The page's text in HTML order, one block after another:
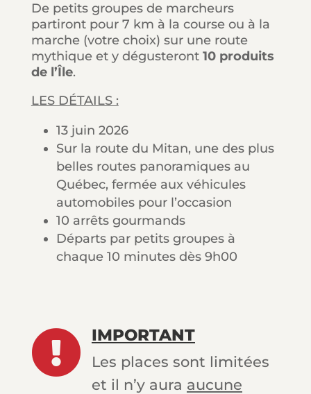
De petits groupes de marcheurs
partiront pour 7 km à la course ou à la
marche (votre choix) sur une route
mythique et y dégusteront 10 produits
de l’Île.
LES DÉTAILS :
13 juin 2026
Sur la route du Mitan, une des plus
belles routes panoramiques au
Québec, fermée aux véhicules
automobiles pour l’occasion
10 arrêts gourmands
Départs par petits groupes à
chaque 10 minutes dès 9h00
 IMPORTANT
Les places sont limitées
et il n’y aura aucune